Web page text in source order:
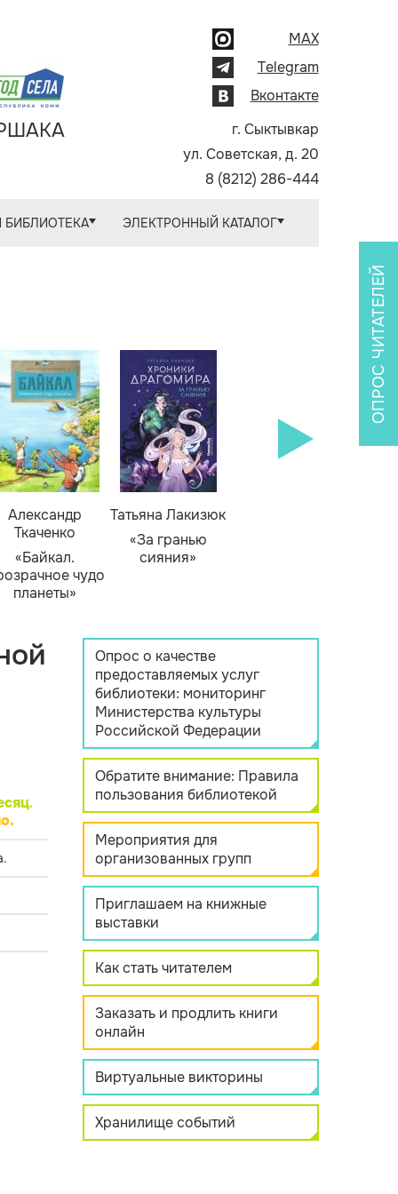
MAX
Telegram
Вконтакте
г. Сыктывкар
ул. Советская, д. 20
8 (8212) 286-444
БИБЛИОТЕКА ЭЛЕКТРОННЫЙ КАТАЛОГ
Александр
Ткаченко
«Байкал.
чудо
планеты»
Татьяна Лакизюк
«За гранью
сияния»
.
ОПРОС ЧИТАТЕЛЕЙ
Опрос о качестве
предоставляемых услуг
библиотеки: мониторинг
Министерства культуры
Российской Федерации
Обратите внимание: Правила
пользования библиотекой
Мероприятия для
организованных групп
Приглашаем на книжные
выставки
Как стать читателем
Заказать и продлить книги
онлайн
Виртуальные викторины
Хранилище событий